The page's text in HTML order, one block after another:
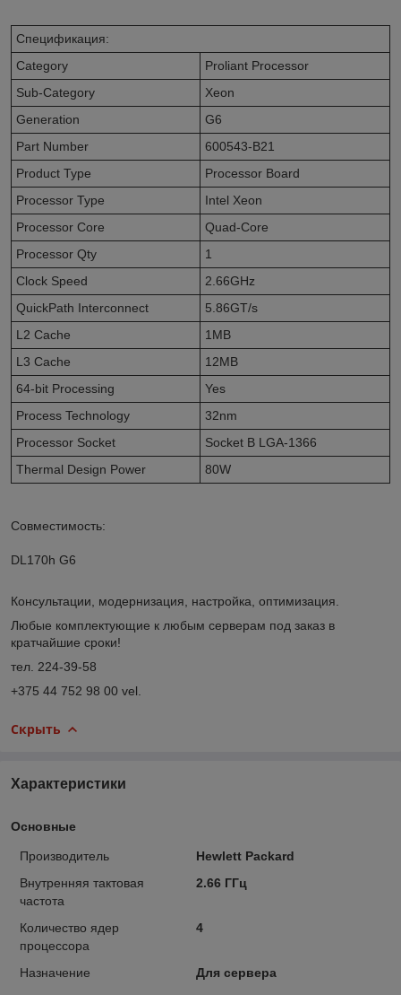
Спецификация:
Category
Proliant Processor
Sub-Category
Xeon
Generation
G6
Part Number
600543-B21
Product Type
Processor Board
Processor Type
Intel Xeon
Processor Core
Quad-Core
Processor Qty
1
Clock Speed
2.66GHz
QuickPath Interconnect
5.86GT/s
L2 Cache
1MB
L3 Cache
12MB
64-bit Processing
Yes
Process Technology
32nm
Processor Socket
Socket B LGA-1366
Thermal Design Power
80W
Совместимость:
DL170h G6
Консультации, модернизация, настройка, оптимизация.
Любые комплектующие к любым серверам под заказ в
кратчайшие сроки!
тел. 224-39-58
+375 44 752 98 00 vel.
Скрыть
Характеристики
Основные
Производитель
Hewlett Packard
Внутренняя тактовая
частота
2.66 ГГц
Количество ядер
процессора
4
Назначение Для сервера